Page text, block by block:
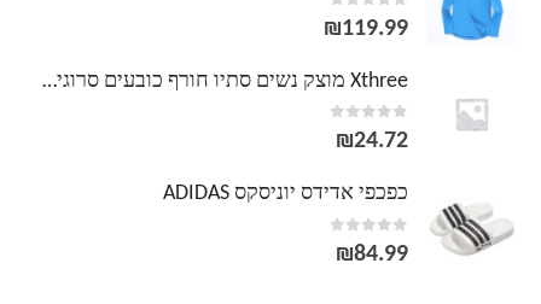
0
out of 5
₪119.99
Xthree מוצק נשים סתיו חורף כובעים סרוגים כובע כפת קיטי חמוד לנשים בנות כובע צמר חורף Skullies gorras
0
out of 5
₪24.72
כפכפי אדידס יוניסקס ADIDAS
0
out of 5
₪84.99